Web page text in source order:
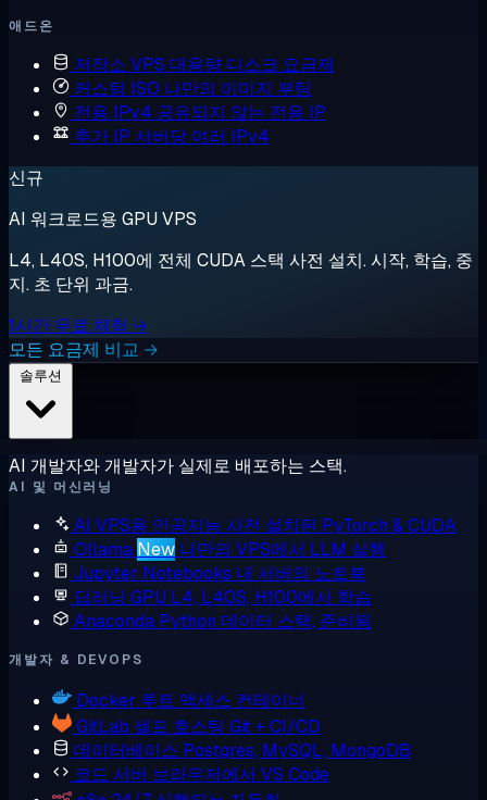
애드온
저장소 VPS 대용량 디스크 요금제
커스텀 ISO 나만의 이미지 부팅
전용 IPv4 공유되지 않는 전용 IP
추가 IP 서버당 여러 IPv4
신규
AI 워크로드용 GPU VPS
L4, L40S, H100에 전체 CUDA 스택 사전 설치. 시작, 학습, 중
지. 초 단위 과금.
1시간 무료 체험 →
모든 요금제 비교 →
AI 개발자와 개발자가 실제로 배포하는 스택.
AI 및 머신러닝
AI VPS용 인공지능 사전 설치된 PyTorch & CUDA
Ollama New 나만의 VPS에서 LLM 실행
Jupyter Notebooks 내 서버의 노트북
딥러닝 GPU L4, L40S, H100에서 학습
Anaconda Python 데이터 스택, 준비됨
개발자 & DEVOPS
Docker 루트 액세스 컨테이너
GitLab 셀프 호스팅 Git + CI/CD
데이터베이스 Postgres, MySQL, MongoDB
코드 서버 브라우저에서 VS Code